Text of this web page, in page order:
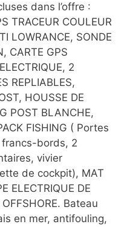
dans l’offre :
TRACEUR COULEUR
LOWRANCE, SONDE
CARTE GPS
2
REPLIABLES,
HOUSSE DE
POST BLANCHE,
FISHING ( Portes
bords, 2
vivier
de cockpit), MAT
ELECTRIQUE DE
Bateau
en mer, antifouling,